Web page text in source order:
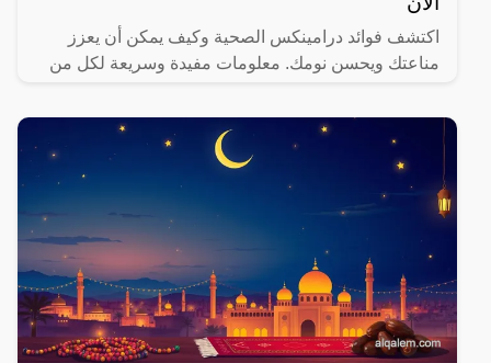
اكتشف فوائد درامينكس الصحية وكيف يمكن أن يعزز
مناعتك ويحسن نومك. معلومات مفيدة وسريعة لكل من